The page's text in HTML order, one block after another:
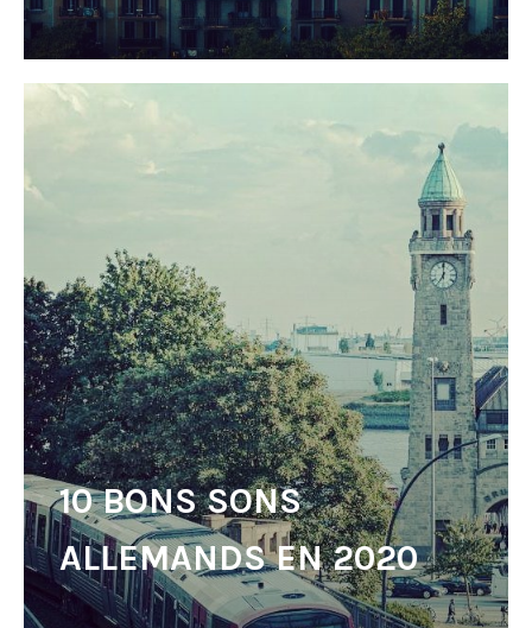
10 BONS SONS
ALLEMANDS EN 2020